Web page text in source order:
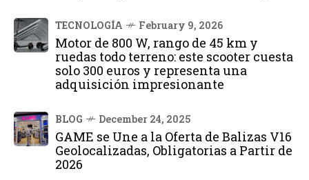
TECNOLOGÍA February 9, 2026
Motor de 800 W, rango de 45 km y
ruedas todo terreno: este scooter cuesta
solo 300 euros y representa una
adquisición impresionante
BLOG December 24, 2025
GAME se Une a la Oferta de Balizas V16
Geolocalizadas, Obligatorias a Partir de
2026